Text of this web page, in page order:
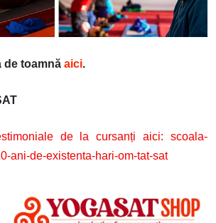
de toamnă aici.
de la cursanți aici: scoala-
ani-de-existenta-hari-om-tat-sat
Image